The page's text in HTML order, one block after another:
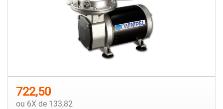
722,50
ou 6X de 133,82